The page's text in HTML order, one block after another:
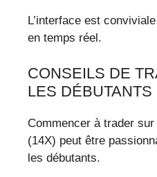
L’interface est
en temps réel.
CONSEILS DE
LES DÉBUTANTS
Commencer à trader
(14X) peut être
les débutants.